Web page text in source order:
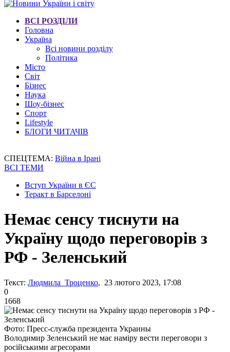
ВСІ РОЗДІЛИ
Головна
Україна
Всі новини розділу
Політика
Місто
Світ
Бізнес
Наука
Шоу-бізнес
Спорт
Lifestyle
БЛОГИ ЧИТАЧІВ
СПЕЦТЕМА: Війна в Ірані
ВСІ ТЕМИ
Вступ України в ЄС
Теракт в Барселоні
Немає сенсу тиснути на
Україну щодо переговорів з
РФ - Зеленський
Текст: Людмила Троценко, 23 лютого 2023, 17:08
0
1668
Фото: Пресс-служба президента Украины
Володимир Зеленський не має наміру вести переговори з
російськими агресорами